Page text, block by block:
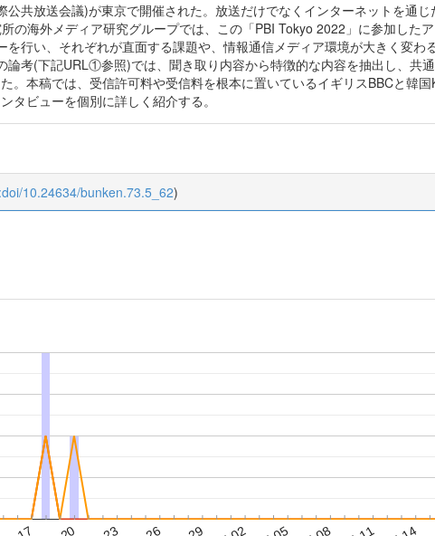
共放送会議)が東京で開催された。放送だけでなくインターネットを通じ
の海外メディア研究グループでは、この「PBI Tokyo 2022」に参加した
行い、それぞれが直面する課題や、情報通信メディア環境が大きく変わ
論考(下記URL①参照)では、聞き取り内容から特徴的な内容を抽出し、共
。本稿では、受信許可料や受信料を根本に置いているイギリスBBCと韓
タビューを個別に詳しく紹介する。
10.24634/bunken.73.5_62)